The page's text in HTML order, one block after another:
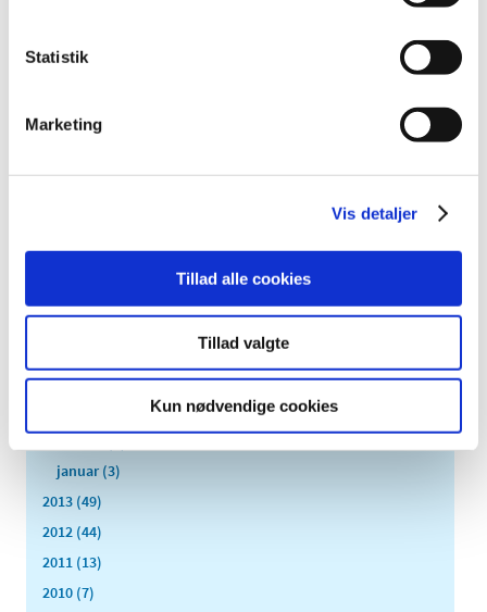
Statistik
Marketing
Vis detaljer
Tillad alle cookies
Tillad valgte
Kun nødvendige cookies
2014 (44)
juli (2)
april (2)
januar (3)
2013 (49)
2012 (44)
2011 (13)
2010 (7)